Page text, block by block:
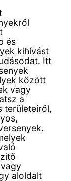
és
kihívást
Itt
között
vagy
a
területeiről,
aloldalt